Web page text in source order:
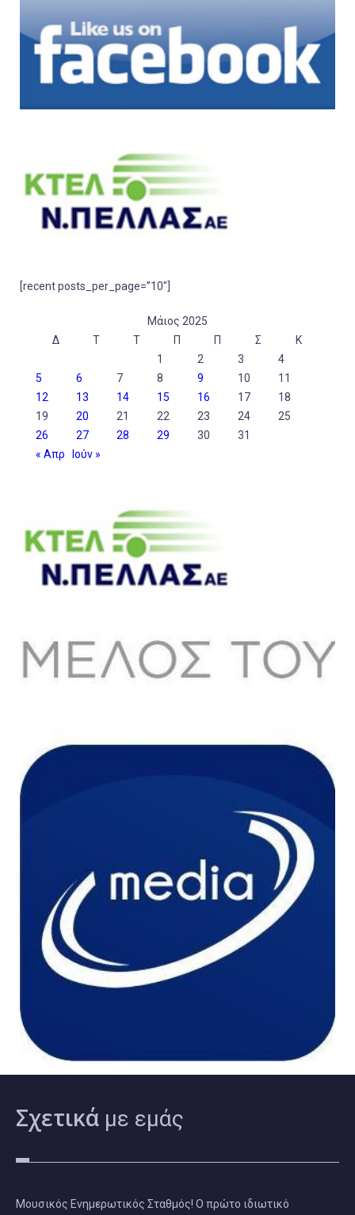
[recent posts_per_page=”10″]
Μάιος 2025
Δ
Τ Τ Π Π Σ
Κ
1
2 3
4
5
6 7 8 9 10
11
12
13 14 15 16 17
18
19
20 21 22 23 24
25
26
27 28 29 30
31
« Απρ
Ιούν »
Σχετικά με εμάς
Μουσικός Ενημερωτικός Σταθμός! Ο πρώτο ιδιωτικό